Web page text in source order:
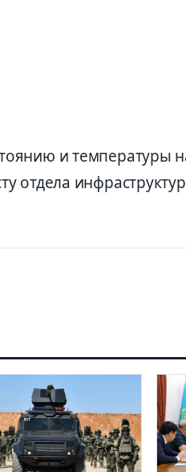
и температуры
отдела